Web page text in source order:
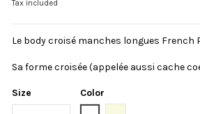
Tax included
Le body croisé manches longues
Sa forme croisée (appelée aussi cache
Size
Color